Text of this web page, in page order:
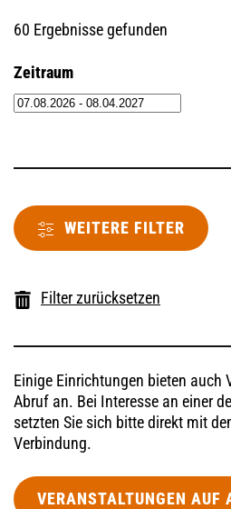
60 Ergebnisse gefunden
Zeitraum
WEITERE FILTER
Filter zurücksetzen
Einige Einrichtungen bieten auch
Abruf an. Bei Interesse an einer
setzten Sie sich bitte direkt mit
Verbindung.
VERANSTALTUNGEN AUF